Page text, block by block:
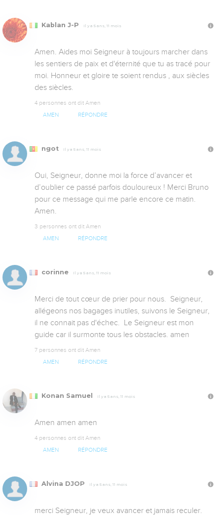
Kablan J-P Il y a 5 ans, 11 mois
Amen. Aides moi Seigneur à toujours marcher dans
les sentiers de paix et d'éternité que tu as tracé pour
moi. Honneur et gloire te soient rendus , aux siècles
des siècles.
4 personnes ont dit Amen
AMEN RÉPONDRE
ngot Il y a 5 ans, 11 mois
Oui, Seigneur, donne moi la force d’avancer et
d’oublier ce passé parfois douloureux ! Merci Bruno
pour ce message qui me parle encore ce matin.
Amen.
3 personnes ont dit Amen
AMEN RÉPONDRE
corinne Il y a 5 ans, 11 mois
Merci de tout cœur de prier pour nous.  Seigneur,
allégeons nos bagages inutiles, suivons le Seigneur,
il ne connait pas d'échec.  Le Seigneur est mon
guide car il surmonte tous les obstacles. amen
7 personnes ont dit Amen
AMEN RÉPONDRE
Konan Samuel Il y a 5 ans, 11 mois
Amen amen amen
4 personnes ont dit Amen
AMEN RÉPONDRE
Alvina DJOP Il y a 5 ans, 11 mois
merci Seigneur, je veux avancer et jamais reculer.